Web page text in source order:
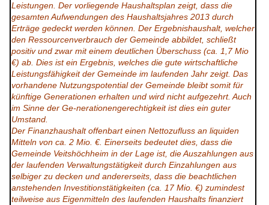
Leistungen. Der vorliegende Haushaltsplan zeigt, dass die
gesamten Aufwendungen des Haushaltsjahres 2013 durch
Erträge gedeckt werden können. Der Ergebnishaushalt, welcher
den Ressourcenverbrauch der Gemeinde abbildet, schließt
positiv und zwar mit einem deutlichen Überschuss (ca. 1,7 Mio
€) ab. Dies ist ein Ergebnis, welches die gute wirtschaftliche
Leistungsfähigkeit der Gemeinde im laufenden Jahr zeigt. Das
vorhandene Nutzungspotential der Gemeinde bleibt somit für
künftige Generationen erhalten und wird nicht aufgezehrt. Auch
im Sinne der Ge-nerationengerechtigkeit ist dies ein guter
Umstand.
Der Finanzhaushalt offenbart einen Nettozufluss an liquiden
Mitteln von ca. 2 Mio. €. Einerseits bedeutet dies, dass die
Gemeinde Veitshöchheim in der Lage ist, die Auszahlungen aus
der laufenden Verwaltungstätigkeit durch Einzahlungen aus
selbiger zu decken und andererseits, dass die beachtlichen
anstehenden Investitionstätigkeiten (ca. 17 Mio. €) zumindest
teilweise aus Eigenmitteln des laufenden Haushalts finanziert